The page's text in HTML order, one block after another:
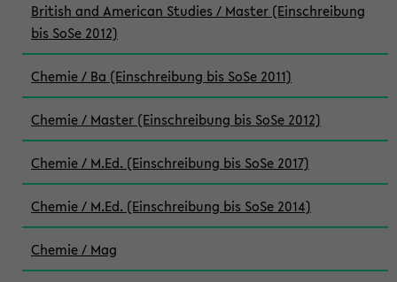
British and American Studies / Master (Einschreibung
bis SoSe 2012)
Chemie / Ba (Einschreibung bis SoSe 2011)
Chemie / Master (Einschreibung bis SoSe 2012)
Chemie / M.Ed. (Einschreibung bis SoSe 2017)
Chemie / M.Ed. (Einschreibung bis SoSe 2014)
Chemie / Mag